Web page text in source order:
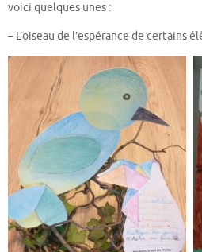
voici quelques unes :
– L’oiseau de l’espérance de certains